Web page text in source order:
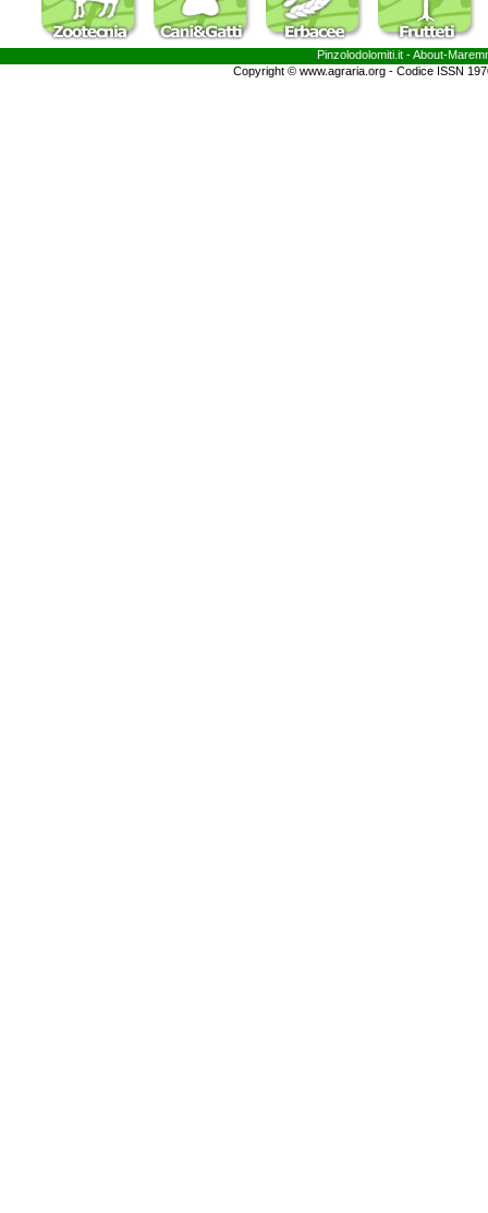
Pinzolodolomiti.it - About-
Copyright © www.agraria.org - Codice ISSN